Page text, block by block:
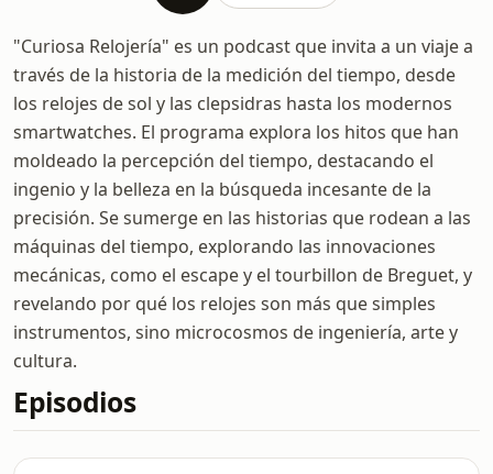
"Curiosa Relojería" es un podcast que invita a un viaje a
través de la historia de la medición del tiempo, desde
los relojes de sol y las clepsidras hasta los modernos
smartwatches. El programa explora los hitos que han
moldeado la percepción del tiempo, destacando el
ingenio y la belleza en la búsqueda incesante de la
precisión. Se sumerge en las historias que rodean a las
máquinas del tiempo, explorando las innovaciones
mecánicas, como el escape y el tourbillon de Breguet, y
revelando por qué los relojes son más que simples
instrumentos, sino microcosmos de ingeniería, arte y
cultura.
Episodios